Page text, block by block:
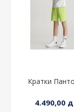
Кратки
4.490,00